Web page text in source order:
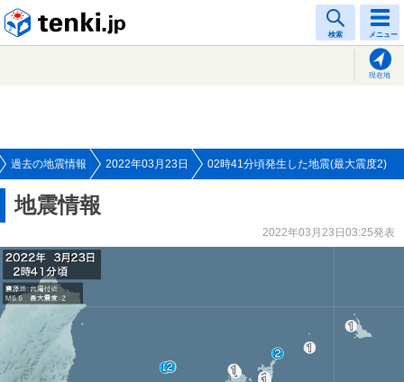
検索 メニュー
現在地
過去の地震情報 2022年03月23日 02時41分頃発生した地震(最大震度2)
地震情報
2022年03月23日03:25発表